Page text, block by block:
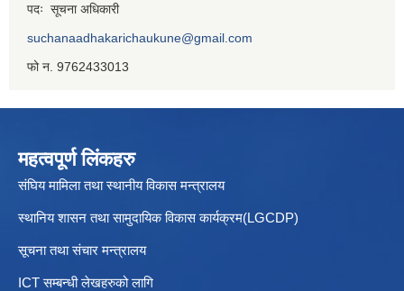
पदः सूचना अधिकारी
suchanaadhakarichaukune@gmail.com
फो न. 9762433013
महत्वपूर्ण लिंकहरु
संघिय मामिला तथा स्थानीय विकास मन्त्रालय
स्थानिय शासन तथा सामुदायिक विकास कार्यक्रम(LGCDP)
सूचना तथा संचार मन्त्रालय
ICT सम्बन्धी लेखहरुको लागि